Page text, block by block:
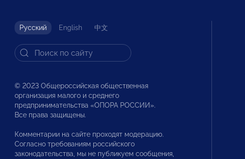
Русский English 中文
© 2023 Общероссийская общественная
организация малого и среднего
предпринимательства «ОПОРА РОССИИ».
Все права защищены.
Комментарии на сайте проходят модерацию.
Согласно требованиям российского
законодательства, мы не публикуем сообщения,